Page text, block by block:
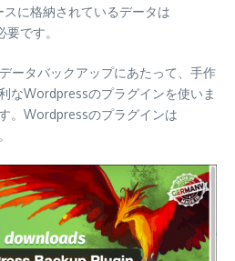
に格納されているデータは
です。
ータバックアップにあたって、手作
なWordpressのプラグインを使いま
。Wordpressのプラグインは